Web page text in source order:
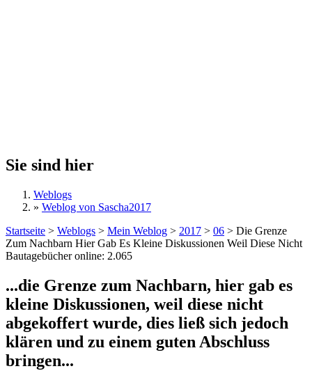
Sie sind hier
Weblogs
» Weblog von Sascha2017
Startseite > Weblogs > Mein Weblog > 2017 > 06 > Die Grenze
Zum Nachbarn Hier Gab Es Kleine Diskussionen Weil Diese Nicht
Bautagebücher online: 2.065
...die Grenze zum Nachbarn, hier gab es
kleine Diskussionen, weil diese nicht
abgekoffert wurde, dies ließ sich jedoch
klären und zu einem guten Abschluss
bringen...